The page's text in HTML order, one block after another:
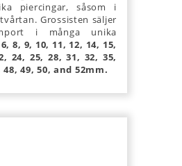
piercingar, såsom i
Grossisten säljer
i många unika
8, 9, 10, 11, 12, 14, 15,
24, 25, 28, 31, 32, 35,
48, 49, 50, and 52mm.